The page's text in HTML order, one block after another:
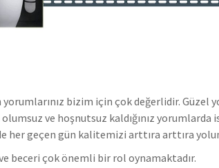
bizim için çok değerlidir. Güzel
olumsuz ve hoşnutsuz kaldığınız yorumlarda
her geçen gün kalitemizi arttıra arttıra
beceri çok önemli bir rol oynamaktadır.